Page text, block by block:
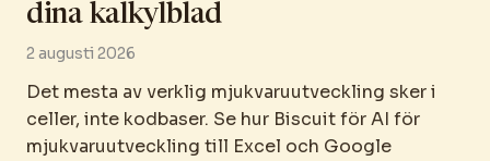
dina kalkylblad
2 augusti 2026
Det mesta av verklig mjukvaruutveckling sker i
celler, inte kodbaser. Se hur Biscuit för AI för
mjukvaruutveckling till Excel och Google